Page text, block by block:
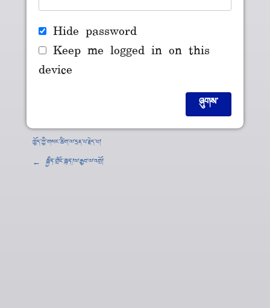
Hide password
Keep me logged in on this
device
ཁྱོད་ཀྱི་གསང་ཚིག་ལ་དྲན་པ་རྗེད་པ།
← སྐྱིད་གྲོང་སྐད།་ལ་རྒྱབ་ལ་འགྲོ།